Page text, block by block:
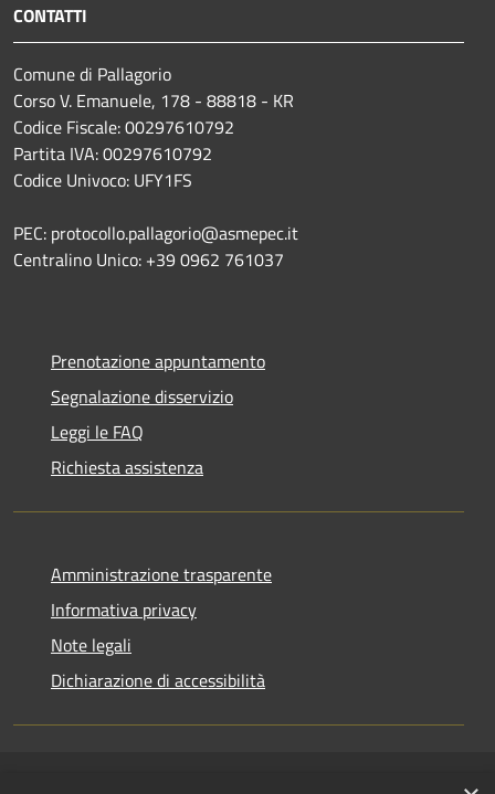
CONTATTI
Comune di Pallagorio
Corso V. Emanuele, 178 - 88818 - KR
Codice Fiscale: 00297610792
Partita IVA: 00297610792
Codice Univoco: UFY1FS
PEC: protocollo.pallagorio@asmepec.it
Centralino Unico: +39 0962 761037
Prenotazione appuntamento
Segnalazione disservizio
Leggi le FAQ
Richiesta assistenza
Amministrazione trasparente
Informativa privacy
Note legali
Dichiarazione di accessibilità